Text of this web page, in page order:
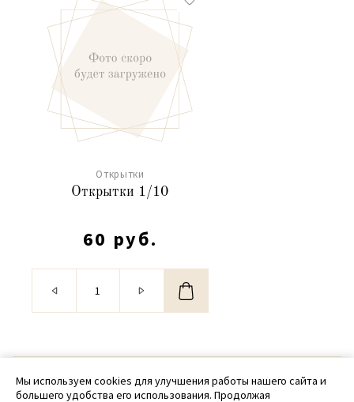
Открытки
Открытки 1/10
60 руб.
© 2020 - 2026 SamPack
Мы используем cookies для улучшения работы нашего сайта и
большего удобства его использования. Продолжая